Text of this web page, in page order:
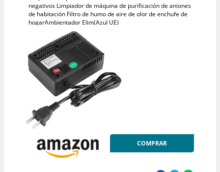
negativos Limpiador de máquina de purificación de aniones
de habitación Filtro de humo de aire de olor de enchufe de
hogarAmbientador Elim(Azul UE)
COMPRAR